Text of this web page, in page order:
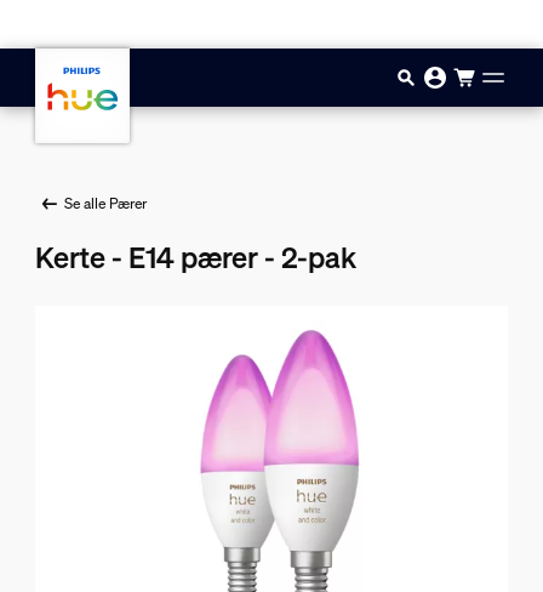
Se alle Pærer
Kerte - E14 pærer - 2-pak